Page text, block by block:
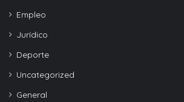
Empleo
Jurídico
Deporte
Uncategorized
General